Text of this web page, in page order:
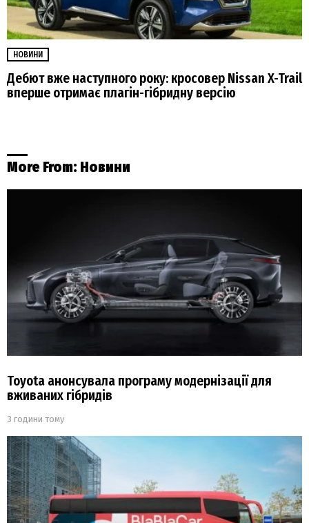
НОВИНИ
Дебют вже наступного року: кросовер Nissan X-Trail
вперше отримає плагін-гібридну версію
More From: Новини
Toyota анонсувала програму модернізації для
вживаних гібридів
3 години тому